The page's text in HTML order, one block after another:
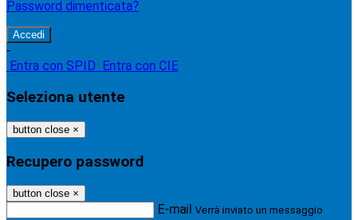
Password dimenticata?
-
Entra con SPID
Entra con CIE
Seleziona utente
button close ×
Recupero password
button close ×
E-mail Verrà inviato un messaggio